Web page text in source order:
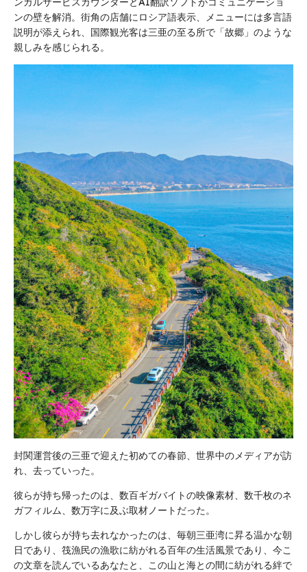
ンの壁を解消。街角の店舗にロシア語表示、メニューには多言語
説明が添えられ、国際観光客は三亜の至る所で「故郷」のような
親しみを感じられる。
封関運営後の三亜で迎えた初めての春節、世界中のメディアが訪
れ、去っていった。
彼らが持ち帰ったのは、数百ギガバイトの映像素材、数千枚のネ
ガフィルム、数万字に及ぶ取材ノートだった。
しかし彼らが持ち去れなかったのは、毎朝三亜湾に昇る温かな朝
日であり、筏漁民の漁歌に紡がれる百年の生活風景であり、今こ
の文章を読んでいるあなたと、この山と海との間に紡がれる絆で